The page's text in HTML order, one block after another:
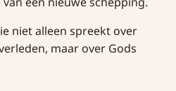
niet alleen spreekt over
maar over Gods